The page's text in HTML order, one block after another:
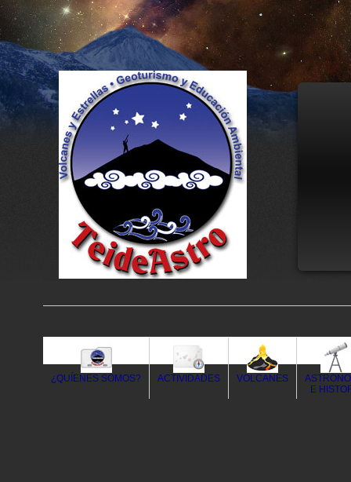
¿QUÍENES SOMOS? ACTIVIDADES VOLCANES
E